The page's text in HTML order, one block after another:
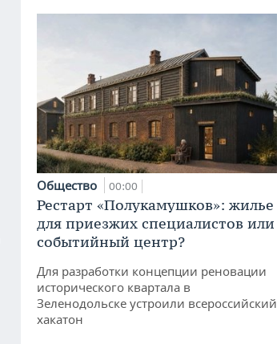
Общество 00:00
Рестарт «Полукамушков»: жилье
для приезжих специалистов или
событийный центр?
Для разработки концепции реновации
исторического квартала в
Зеленодольске устроили всероссийский
хакатон